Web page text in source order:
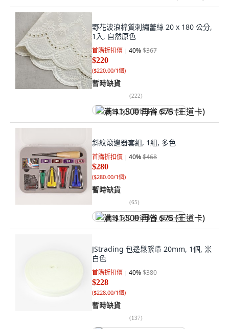
野花波浪棉質刺繡蕾絲 20 x 180 公分,
1入, 自然原色
首購折扣價 40%$367
$220
($220.00/1個)
暫時缺貨
(222)
满 $1,500 再省 $75 (王道卡)
斜紋滾邊器套組, 1組, 多色
首購折扣價 40%$468
$280
($280.00/1個)
暫時缺貨
(65)
满 $1,500 再省 $75 (王道卡)
JStrading 包邊鬆緊帶 20mm, 1個, 米
白色
首購折扣價 40%$380
$228
($228.00/1個)
暫時缺貨
(137)